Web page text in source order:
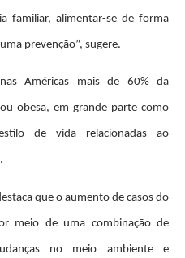
familiar, alimentar-se de forma
prevenção”, sugere.
Américas mais de 60% da
obesa, em grande parte como
de vida relacionadas ao
que o aumento de casos do
meio de uma combinação de
no meio ambiente e